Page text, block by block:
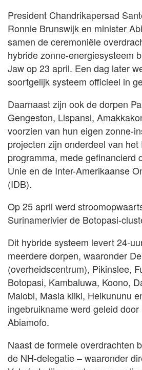
President Chandrikapersad
Ronnie Brunswijk en minister
samen de ceremoniële
hybride zonne-energiesysteem
Jaw op 23 april. Een dag later
soortgelijk systeem officieel in
Daarnaast zijn ook de dorpen
Gengeston, Lispansi,
voorzien van hun eigen zonne-
projecten zijn onderdeel van het
programma, mede gefinancierd
Unie en de Inter-Amerikaanse
(IDB).
Op 25 april werd
Surinamerivier de Botopasi-
Dit hybride systeem levert 24-
meerdere dorpen, waaronder
(overheidscentrum), Pikinslee,
Botopasi, Kambaluwa, Koono,
Malobi, Masia kiiki, Heikununu
ingebruikname werd geleid
Abiamofo.
Naast de formele overdrachten
de NH-delegatie – waaronder